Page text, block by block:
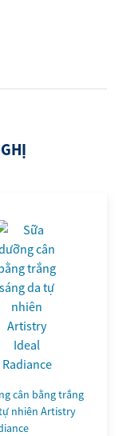
cân bằng trắng
nhiên Artistry